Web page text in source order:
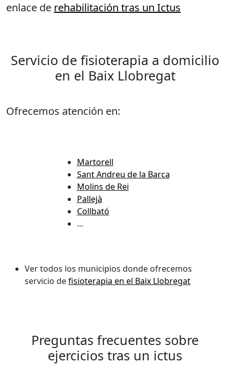
enlace de rehabilitación tras un Ictus
Servicio de fisioterapia a domicilio
en el Baix Llobregat
Ofrecemos atención en:
Martorell
Sant Andreu de la Barca
Molins de Rei
Pallejà
Collbató
...
Ver todos los municipios donde ofrecemos
servicio defisioterapia en el Baix Llobregat
Preguntas frecuentes sobre
ejercicios tras un ictus